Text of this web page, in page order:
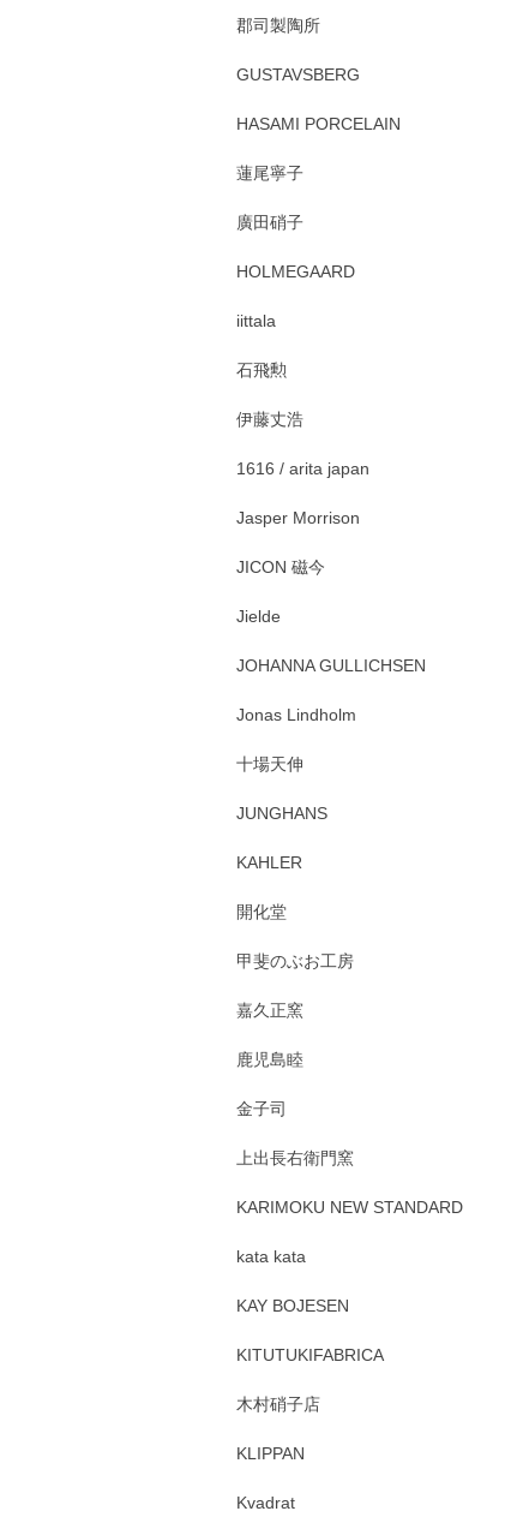
郡司製陶所
GUSTAVSBERG
HASAMI PORCELAIN
蓮尾寧子
廣田硝子
HOLMEGAARD
iittala
石飛勲
伊藤丈浩
1616 / arita japan
Jasper Morrison
JICON 磁今
Jielde
JOHANNA GULLICHSEN
Jonas Lindholm
十場天伸
JUNGHANS
KAHLER
開化堂
甲斐のぶお工房
嘉久正窯
鹿児島睦
金子司
上出長右衛門窯
KARIMOKU NEW STANDARD
kata kata
KAY BOJESEN
KITUTUKIFABRICA
木村硝子店
KLIPPAN
Kvadrat